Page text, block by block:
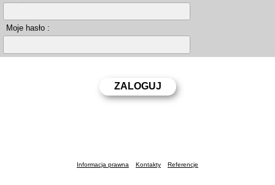
Moje hasło :
Informacja prawna Kontakty Referencje